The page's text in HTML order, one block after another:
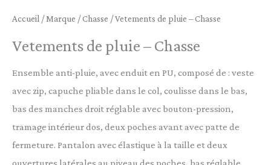
Accueil /Marque /Chasse / Vetements de pluie – Chasse
Vetements de pluie – Chasse
Ensemble anti-pluie, avec enduit en PU, composé de : veste
avec zip, capuche pliable dans le col, coulisse dans le bas,
bas des manches droit réglable avec bouton-pression,
tramage intérieur dos, deux poches avant avec patte de
fermeture. Pantalon avec élastique à la taille et deux